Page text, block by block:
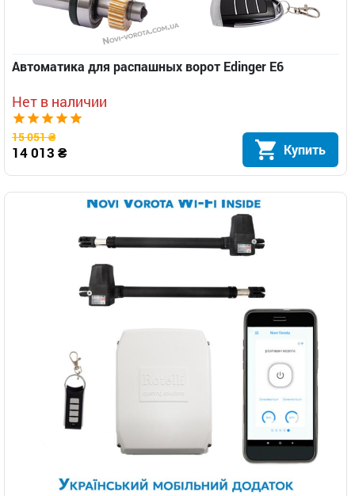
Автоматика для распашных ворот Edinger E6
Нет в наличии
15 051 ₴
14 013 ₴ Купить